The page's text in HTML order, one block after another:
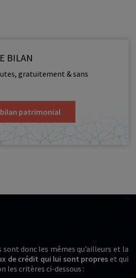
BILAN
gratuitement & sans
patrimonial
donc les mêmes qu’ailleurs et la
de crédit qui lui sont propres et qui
les critères ci-dessous :